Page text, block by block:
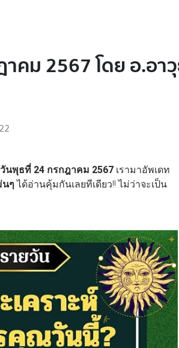
คม 2567 โดย อ.อา
วันพุธที่ 24 กรกฎาคม 2567 เรามาอัพเดท
นๆ ได้อ่านคุ้มกันเลยทีเดียว!! ไม่ว่าจะเป็น